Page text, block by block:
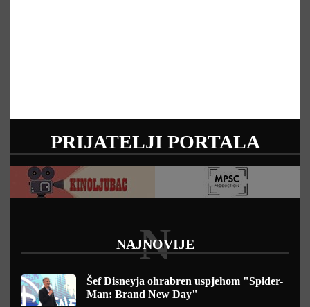
PRIJATELJI PORTALA
NAJNOVIJE
N
Šef Disneyja ohrabren uspjehom "Spider-
Man: Brand New Day"